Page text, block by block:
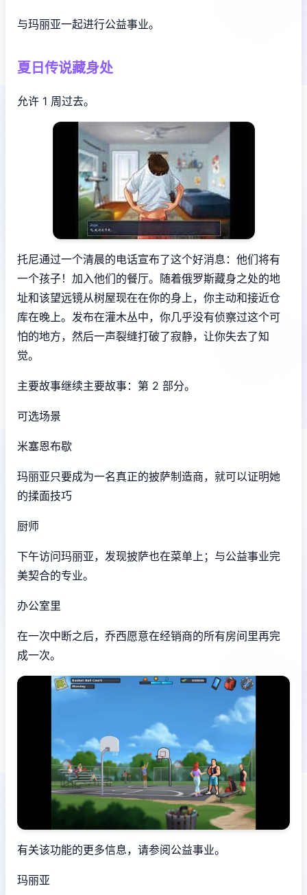
与玛丽亚一起进行公益事业。
夏日传说藏身处
允许 1 周过去。
托尼通过一个清晨的电话宣布了这个好消息：他们将有
一个孩子！加入他们的餐厅。随着俄罗斯藏身之处的地
址和该望远镜从树屋现在在你的身上，你主动和接近仓
库在晚上。发布在灌木丛中，你几乎没有侦察过这个可
怕的地方，然后一声裂缝打破了寂静，让你失去了知
觉。
主要故事继续主要故事：第 2 部分。
可选场景
米塞恩布歇
玛丽亚只要成为一名真正的披萨制造商，就可以证明她
的揉面技巧
厨师
下午访问玛丽亚，发现披萨也在菜单上；与公益事业完
美契合的专业。
办公室里
在一次中断之后，乔西愿意在经销商的所有房间里再完
成一次。
有关该功能的更多信息，请参阅公益事业。
玛丽亚